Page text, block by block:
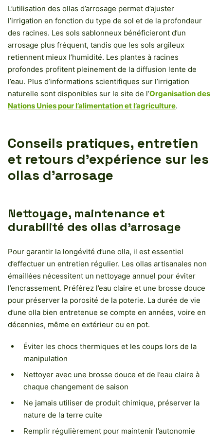
L’utilisation des ollas d’arrosage permet d’ajuster
l’irrigation en fonction du type de sol et de la profondeur
des racines. Les sols sablonneux bénéficieront d’un
arrosage plus fréquent, tandis que les sols argileux
retiennent mieux l’humidité. Les plantes à racines
profondes profitent pleinement de la diffusion lente de
l’eau. Plus d’informations scientifiques sur l’irrigation
naturelle sont disponibles sur le site de l’Organisation des
Nations Unies pour l’alimentation et l’agriculture.
Conseils pratiques, entretien
et retours d’expérience sur les
ollas d’arrosage
Nettoyage, maintenance et
durabilité des ollas d’arrosage
Pour garantir la longévité d’une olla, il est essentiel
d’effectuer un entretien régulier. Les ollas artisanales non
émaillées nécessitent un nettoyage annuel pour éviter
l’encrassement. Préférez l’eau claire et une brosse douce
pour préserver la porosité de la poterie. La durée de vie
d’une olla bien entretenue se compte en années, voire en
décennies, même en extérieur ou en pot.
Éviter les chocs thermiques et les coups lors de la
manipulation
Nettoyer avec une brosse douce et de l’eau claire à
chaque changement de saison
Ne jamais utiliser de produit chimique, préserver la
nature de la terre cuite
Remplir régulièrement pour maintenir l’autonomie